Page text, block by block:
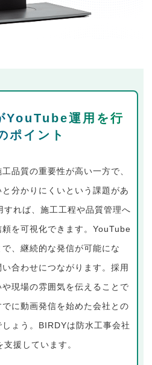
YouTube運用を行
ポイント
品質の重要性が高い一方で、
分かりにくいという課題があ
すれば、施工工程や品質管理へ
を可視化できます。YouTube
、継続的な発信が可能にな
合わせにつながります。採用
現場の雰囲気を伝えることで
に動画発信を始めた会社との
ょう。BIRDYは防水工事会社
援しています。